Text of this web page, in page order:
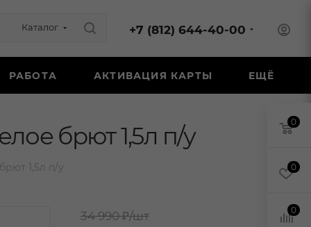
Каталог +7 (812) 644-40-00
РАБОТА АКТИВАЦИЯ КАРТЫ ЕЩЁ
брют 1,5л п/у
1,5л п/у
34 990 ₽/шт
0
0
0